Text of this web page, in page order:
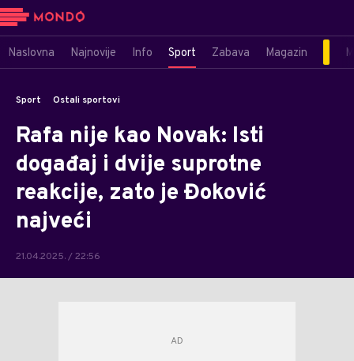
Naslovna Najnovije Info Sport Zabava Magazin
Sport Ostali sportovi
Rafa nije kao Novak: Isti
događaj i dvije suprotne
reakcije, zato je Đoković
najveći
21.04.2025. / 22:56